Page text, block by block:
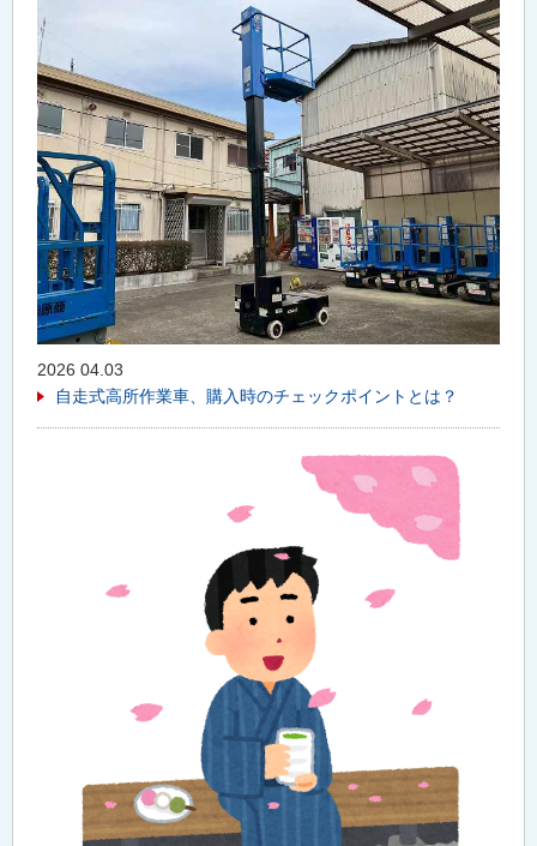
2026 04.03
自走式高所作業車、購入時のチェックポイントとは？